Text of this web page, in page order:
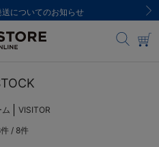
についてのお知らせ
VISITOR
/ 8件